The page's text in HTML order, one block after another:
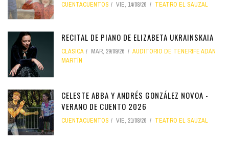
CUENTACUENTOS VIE, 14/08/26 TEATRO EL SAUZAL
RECITAL DE PIANO DE ELIZABETA UKRAINSKAIA
CLÁSICA MAR, 29/09/26
AUDITORIO DE TENERIFE ADÁN
MARTÍN
CELESTE ABBA Y ANDRÉS GONZÁLEZ NOVOA -
VERANO DE CUENTO 2026
CUENTACUENTOS VIE, 21/08/26 TEATRO EL SAUZAL